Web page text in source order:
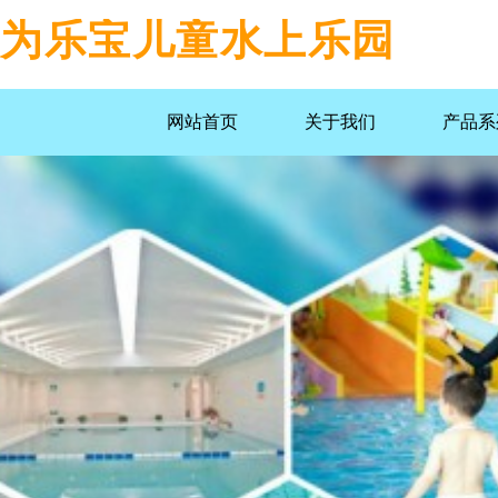
网站首页 关于我们 产品
为乐宝儿童水上乐园